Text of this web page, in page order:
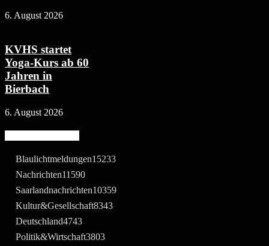
6. August 2026
KVHS startet
Yoga-Kurs ab 60
Jahren in
Bierbach
6. August 2026
Blaulichtmeldungen15233
Nachrichten11590
Saarlandnachrichten10359
Kultur&Gesellschaft8343
Deutschland4743
Politik&Wirtschaft3803